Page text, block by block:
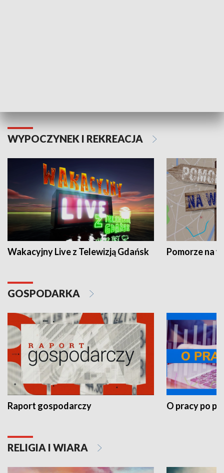
WYPOCZYNEK I REKREACJA
Wakacyjny Live z Telewizją Gdańsk Pomorze na
GOSPODARKA
Raport gospodarczy O pracy po
RELIGIA I WIARA